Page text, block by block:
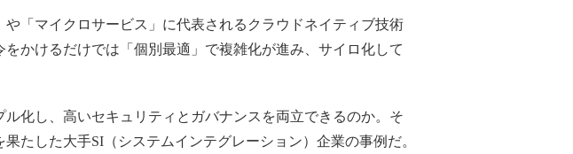
「マイクロサービス」に代表されるクラウドネイティブ技術
かけるだけでは「個別最適」で複雑化が進み、サイロ化して
化し、高いセキュリティとガバナンスを両立できるのか。そ
たした大手SI（システムインテグレーション）企業の事例だ。